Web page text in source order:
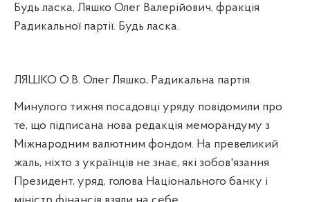
Будь ласка, Ляшко Олег Валерійович, фракція
Радикальної партії. Будь ласка.
ЛЯШКО О.В. Олег Ляшко, Радикальна партія.
Минулого тижня посадовці уряду повідомили про
те, що підписана нова редакція меморандуму з
Міжнародним валютним фондом. На превеликий
жаль, ніхто з українців не знає, які зобов'язання
Президент, уряд, голова Національного банку і